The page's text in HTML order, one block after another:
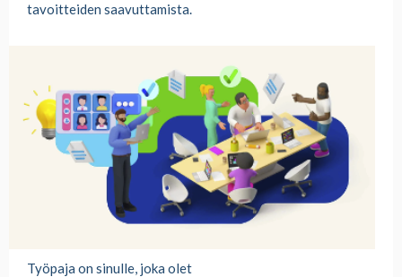
tavoitteiden saavuttamista.
Työpaja on sinulle, joka olet